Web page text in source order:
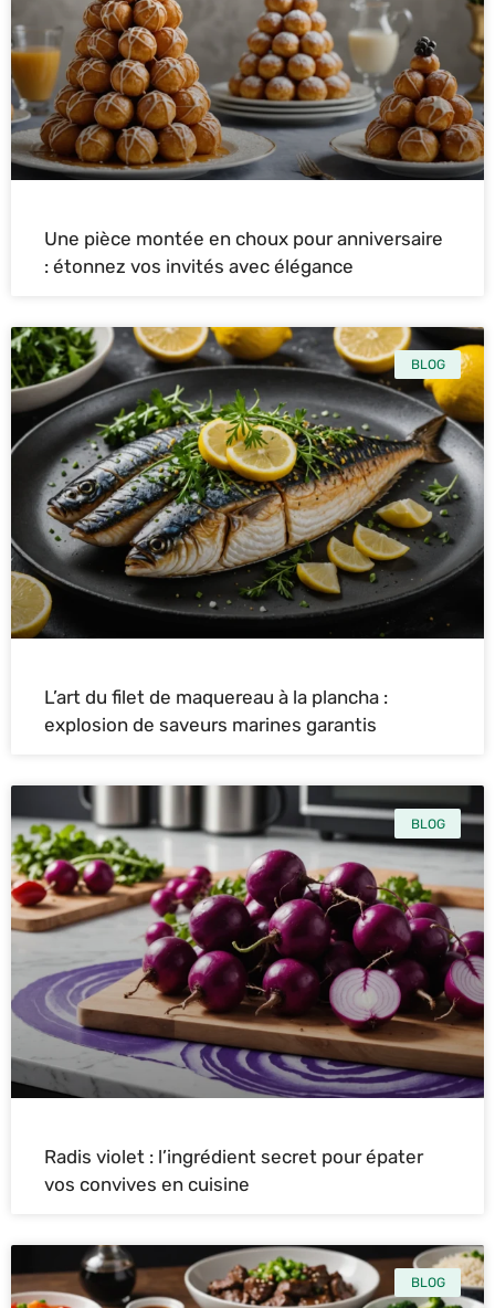
Une pièce montée en choux pour anniversaire
: étonnez vos invités avec élégance
BLOG
L’art du filet de maquereau à la plancha :
explosion de saveurs marines garantis
BLOG
Radis violet : l’ingrédient secret pour épater
vos convives en cuisine
BLOG